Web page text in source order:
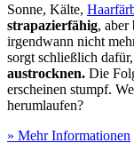
Sonne, Kälte,
strapazierfähig, aber
irgendwann nicht
sorgt schließlich
austrocknen. Die
erscheinen stumpf.
herumlaufen?
» Mehr Informationen